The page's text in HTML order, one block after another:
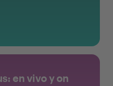
en vivo y on